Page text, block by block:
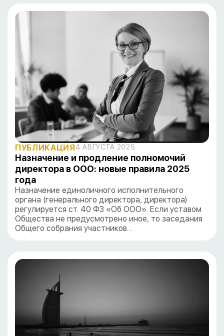
ПУБЛИКАЦИЯ 4 АВГУСТА 2025
Назначение и продление полномочий
директора в ООО: новые правила 2025
года
Назначение единоличного исполнительного
органа (генерального директора, директора)
регулируется ст. 40 ФЗ «Об ООО». Если уставом
Общества не предусмотрено иное, то заседания
Общего собрания участников…